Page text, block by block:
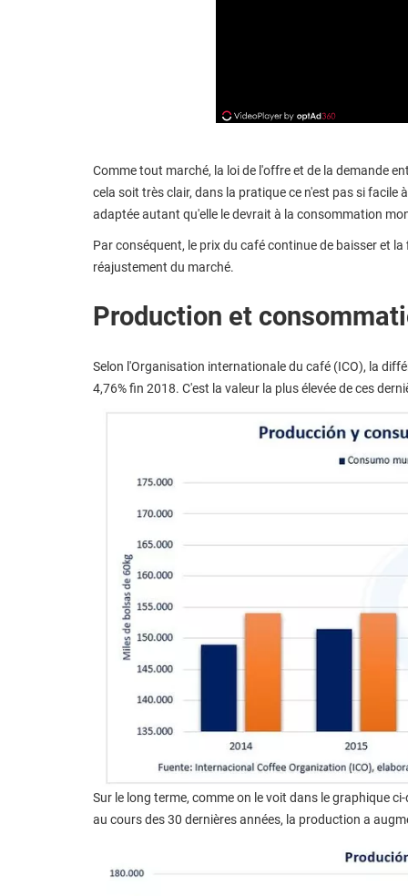
Comme tout marché, la loi de l'offre et de la demande
cela soit très clair, dans la pratique ce n'est pas si facile
adaptée autant qu'elle le devrait à la consommation
Par conséquent, le prix du café continue de baisser et
réajustement du marché.
Production et
Selon l'Organisation internationale du café (ICO), la
4,76% fin 2018. C'est la valeur la plus élevée de ces
Sur le long terme, comme on le voit dans le graphique
au cours des 30 dernières années, la production a